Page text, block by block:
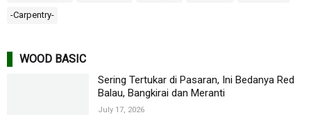
-Carpentry-
WOOD BASIC
Sering Tertukar di Pasaran, Ini Bedanya Red
Balau, Bangkirai dan Meranti
July 17, 2026